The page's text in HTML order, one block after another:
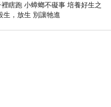
瞎跑 小蟑螂不礙事 培養好生之
生，放生 別讓牠進